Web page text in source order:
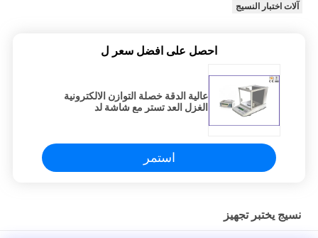
آلات اختبار النسيج
احصل على افضل سعر ل
عالية الدقة خصلة التوازن الالكترونية
الغزل العد تستر مع شاشة لد
استمر
نسيج يختبر تجهيز